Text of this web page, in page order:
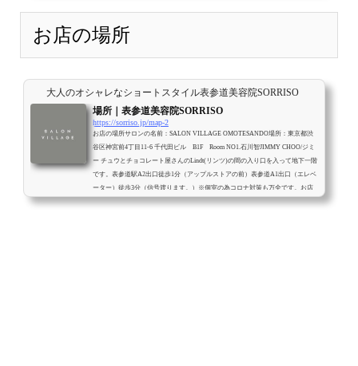
お店の場所
大人のオシャレなショートスタイル表参道美容院SORRISO
場所｜表参道美容院SORRISO
https://sorriso.jp/map-2
お店の場所サロンの名前：SALON VILLAGE OMOTESANDO場所：東京都渋
谷区神宮前4丁目11-6 千代田ビル B1F Room NO1.石川智JIMMY CHOO/ジミ
ー チュウとチョコレート屋さんのLindt(リンツ)の間の入り口を入って地下一階
です。表参道駅A2出口徒歩1分（アップルストアの前）表参道A1出口（エレベ
ーター）徒歩3分（信号渡ります。）※個室の為コロナ対策も万全です。お店
までの行き方<全室個室の為受付が御座いませんので入り口にあるiPadで受付